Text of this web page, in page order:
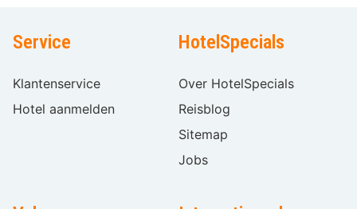
Service
Klantenservice
Hotel aanmelden
HotelSpecials
Over HotelSpecials
Reisblog
Sitemap
Jobs